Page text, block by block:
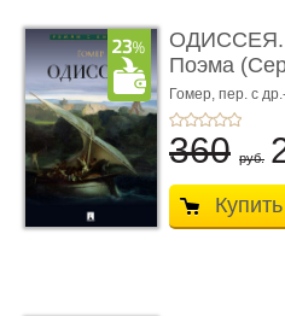
ОДИССЕЯ.
Поэма
книгой»)
Гомер, пер. с
360 руб.
Купить